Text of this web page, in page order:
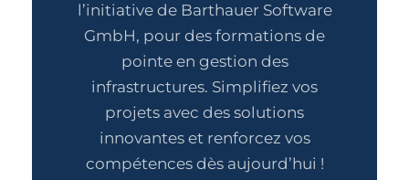
l’initiative de Barthauer Software
GmbH, pour des formations de
pointe en gestion des
infrastructures. Simplifiez vos
projets avec des solutions
innovantes et renforcez vos
compétences dès aujourd’hui !